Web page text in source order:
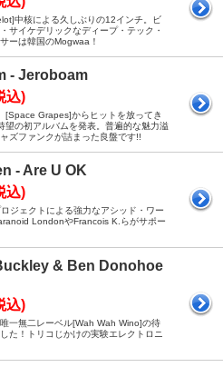
中核による久しぶりの12インチ。ビ
サイケデリックなディープ・テック・
ーは韓国のMogwaa！
- Jeroboam
込)
[Space Grapes]からヒットを放ってき
望の初アルバムを発表。普遍的な魅力溢
ズファンクが詰まった良盤です!!
- Are U OK
込)
ジェクトによる強力なアシッド・ワー
LondonやFrancois K.らがサポー
& Ben Donohoe
込)
一無二レーベル[Wah Wah Wino]の待
た！トリコじかけの実験エレクトロニ